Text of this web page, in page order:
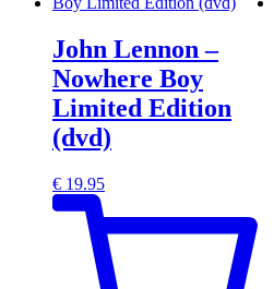
John Lennon –
Nowhere Boy
Limited Edition
(dvd)
€ 19.95